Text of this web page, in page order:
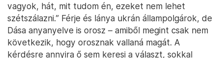
vagyok, hát, mit tudom én, ezeket nem lehet
szétszálazni.” Férje és lánya ukrán állampolgárok, de
Dása anyanyelve is orosz – amiből megint csak nem
következik, hogy orosznak vallaná magát. A
kérdésre annyira ő sem keresi a választ, sokkal